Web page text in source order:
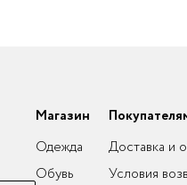
Магазин
Одежда
Обувь
Доставка и
Условия